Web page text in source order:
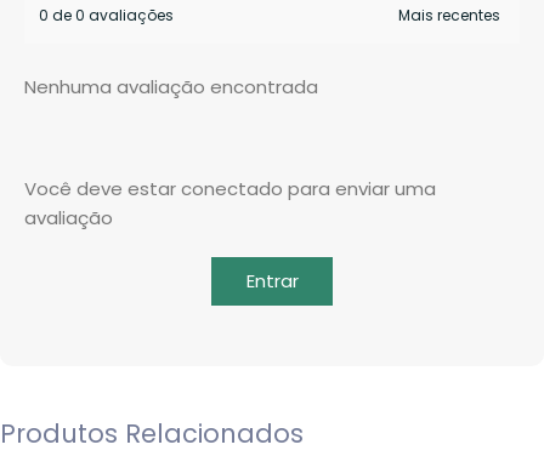
Você deve estar conectado para enviar uma
avaliação
Entrar
0 de 0 avaliações
Nenhuma avaliação encontrada
Produtos Relacionados